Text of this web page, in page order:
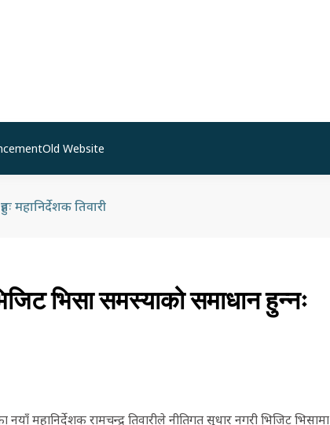
Old Website
महानिर्देशक तिवारी
भिसा समस्याको समाधान हुन्नः
महानिर्देशक रामचन्द्र तिवारीले नीतिगत सुधार नगरी भिजिट भिसामा